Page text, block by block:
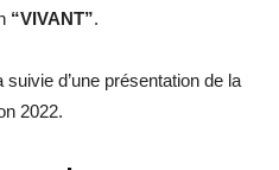
“VIVANT”.
d’une présentation de la
2022.